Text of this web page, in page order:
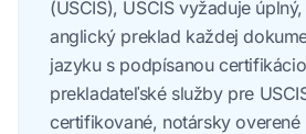
(USCIS), USCIS vyžaduje
anglický preklad každej
jazyku s podpísanou
prekladateľské služby pre
certifikované, notársky